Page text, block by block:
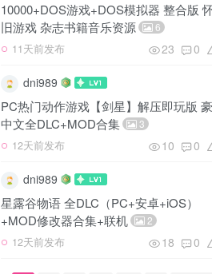
10000+DOS游戏+DOS模拟器 整合版
旧游戏 杂志书籍音乐资源
6
11天前发布 23 0
dni989
PC热门动作游戏【剑星】解压即玩版
中文全DLC+MOD合集
3
12天前发布 10 0
dni989
星露谷物语 全DLC（PC+安卓+iOS）
+MOD修改器合集+联机
2
12天前发布 18 0